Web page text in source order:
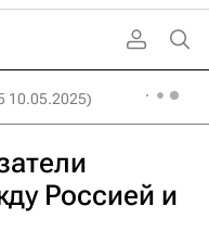
10.05.2025)
Россией и